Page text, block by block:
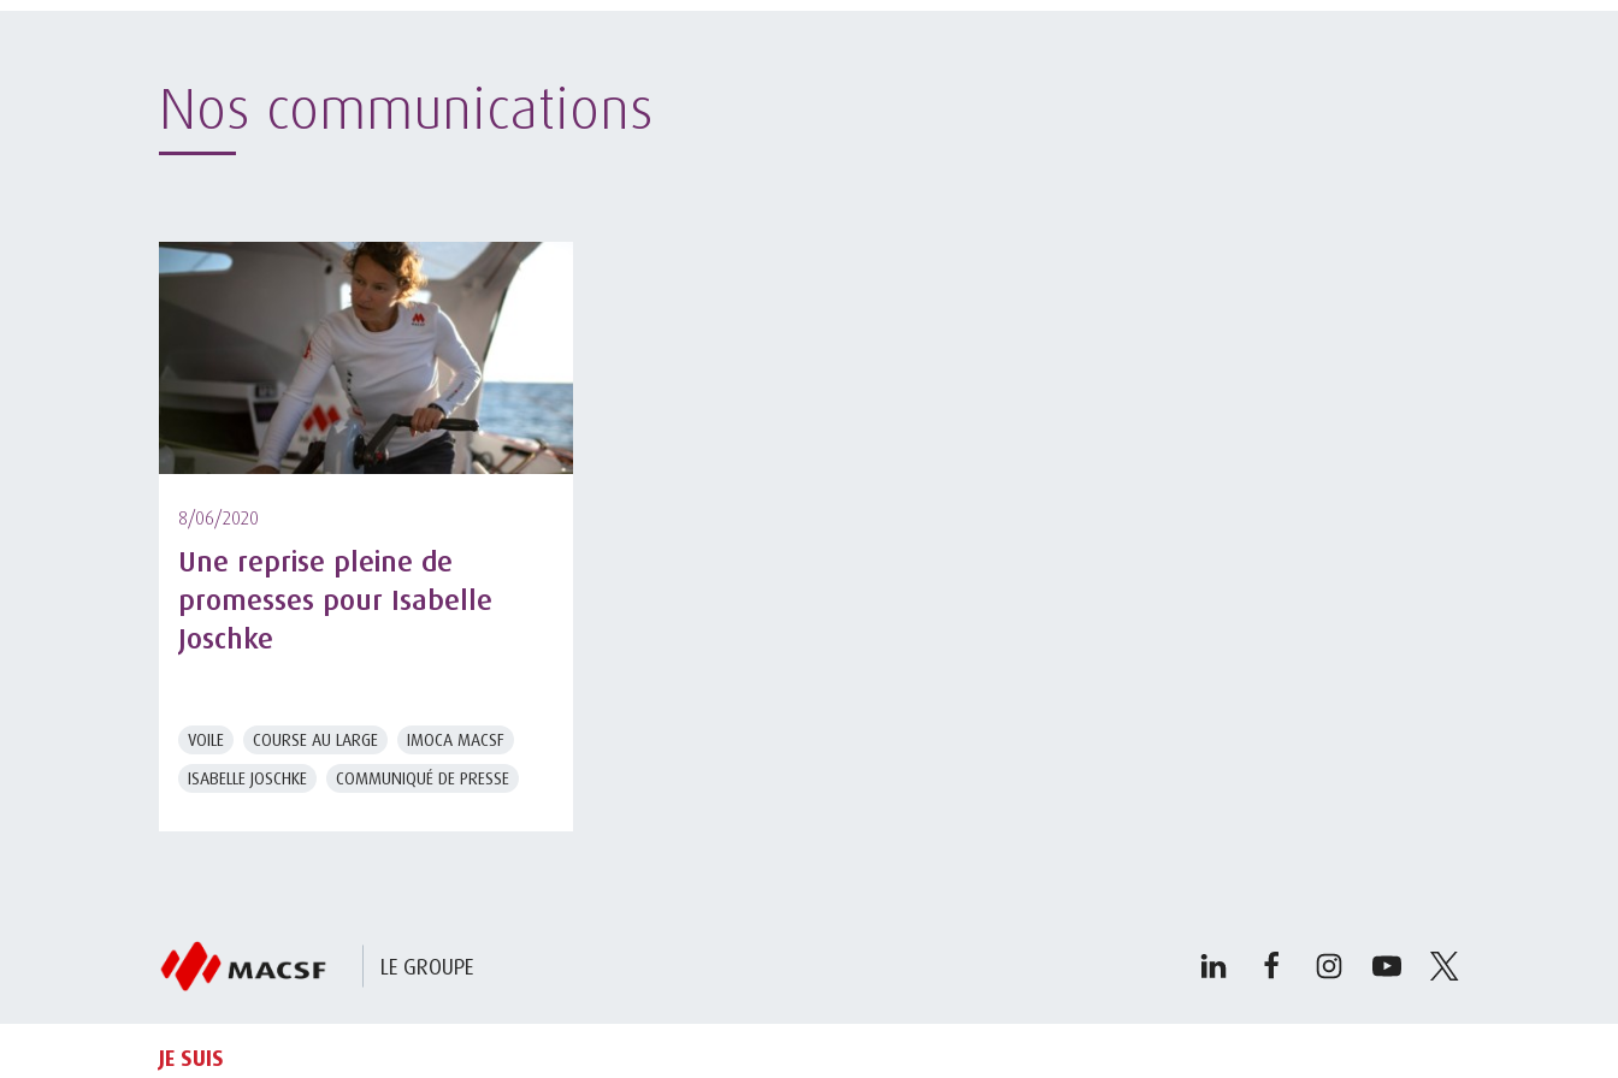
Nos communications
8/06/2020
Une reprise pleine de
promesses pour Isabelle
Joschke
VOILE COURSE AU LARGE
IMOCA MACSF
ISABELLE JOSCHKE
COMMUNIQUÉ DE PRESSE
LE GROUPE
JE SUIS